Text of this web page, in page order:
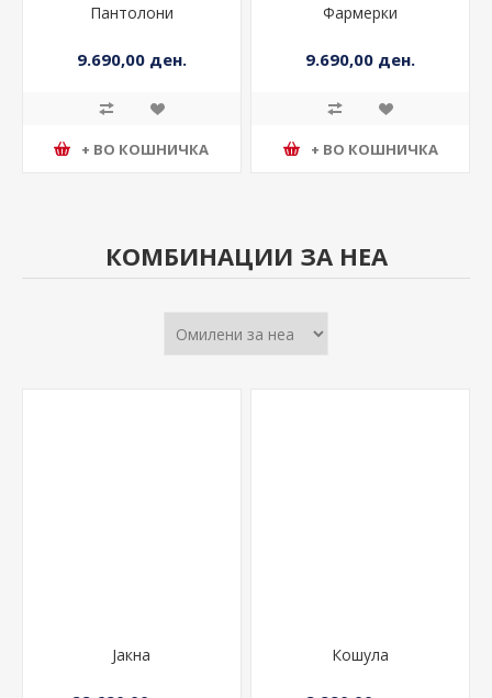
Пантолони
9.690,00 ден.
+ ВО КОШНИЧКА
Фармерки
9.690,00 ден.
+ ВО КОШНИЧКА
КОМБИНАЦИИ ЗА НЕА
Јакна Кошула